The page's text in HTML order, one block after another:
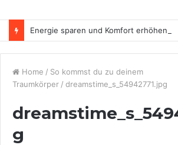
Energie sparen und Komfort erhöhen
Home / So kommst du zu deinem
Traumkörper / dreamstime_s_54942771.jpg
g